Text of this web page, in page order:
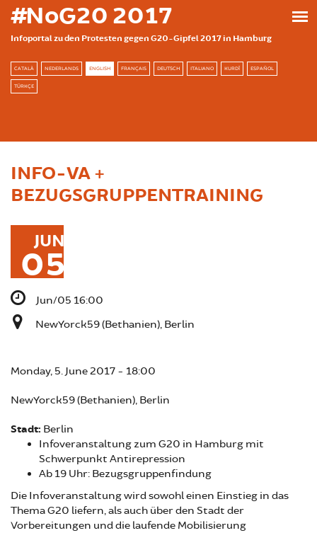
Skip to main content
#NoG20 2017
Infoportal zu den Protesten gegen G20-Gipfel 2017 in Hamburg
CATALÀ NEDERLANDS ENGLISH FRANÇAIS DEUTSCH ITALIANO KURDÎ ESPAÑOL
TÜRKÇE
INFO-VA +
BEZUGSGRUPPENTRAINING
JUN
05
Jun/05 16:00
NewYorck59 (Bethanien), Berlin
Monday, 5. June 2017 - 18:00
NewYorck59 (Bethanien), Berlin
Stadt: Berlin
Infoveranstaltung zum G20 in Hamburg mit
Schwerpunkt Antirepression
Ab 19 Uhr: Bezugsgruppenfindung
Die Infoveranstaltung wird sowohl einen Einstieg in das
Thema G20 liefern, als auch über den Stadt der
Vorbereitungen und die laufende Mobilisierung